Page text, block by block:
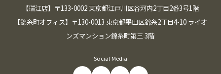
【瑞江店】〒133-0002 東京都江戸川区谷河内2丁目2番3号1階
【錦糸町オフィス】〒130-0013 東京都墨田区錦糸2丁目4-10 ライオ
ンズマンション錦糸町第三 3階
Social Media